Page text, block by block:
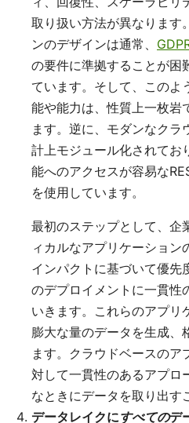
取り扱い方法が異なります
ンのデザインは通常、
の要件に準拠することが困
ています。そして、このよ
能や能力は、性質上一枚岩
ます。逆に、モダンなクラ
計上モジュール化されてお
能へのアクセスが容易な
を使用しています。
最初のステップとして、企
ィカルなアプリケーション
インパクトに基づいて優先
のデプロイメントに一貫性
いきます。これらのアプリ
膨大な量のデータを生成、
ます。クラウドベースのア
対して一貫性のあるアプロ
なときにデータを取り出す
データレイクにすべてのデ